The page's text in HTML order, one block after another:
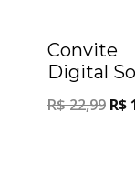
Convite
Digital
R$22,99 R$